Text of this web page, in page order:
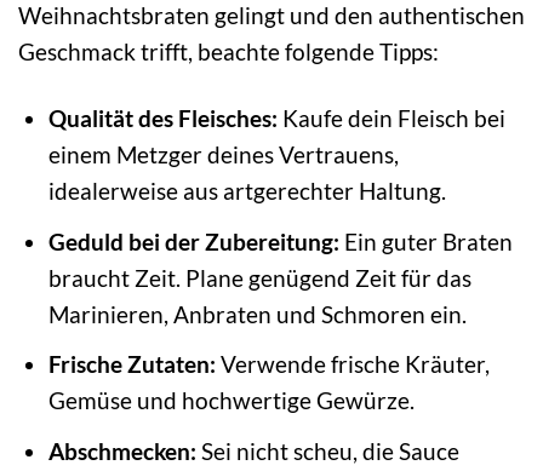
Weihnachtsbraten gelingt und den authentischen
Geschmack trifft, beachte folgende Tipps:
Qualität des Fleisches: Kaufe dein Fleisch bei
einem Metzger deines Vertrauens,
idealerweise aus artgerechter Haltung.
Geduld bei der Zubereitung: Ein guter Braten
braucht Zeit. Plane genügend Zeit für das
Marinieren, Anbraten und Schmoren ein.
Frische Zutaten: Verwende frische Kräuter,
Gemüse und hochwertige Gewürze.
Abschmecken: Sei nicht scheu, die Sauce